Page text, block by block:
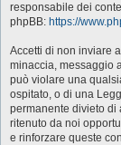
responsabile dei
phpBB: https://
Accetti di non inviare
minaccia, messaggio
può violare una
ospitato, o di una
permanente divieto di
ritenuto da noi
e rinforzare queste